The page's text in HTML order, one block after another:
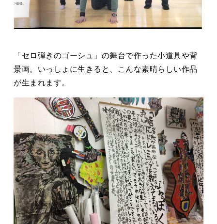
「セロ弾きのゴーシュ」の舞台で作った小道具や背
景画。いっしょに生きると、こんな素晴らしい作品
が生まれます。